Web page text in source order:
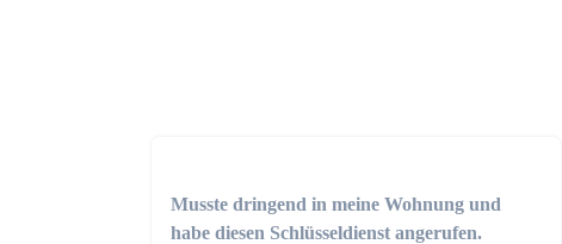
Musste dringend in meine Wohnung und
habe diesen Schlüsseldienst angerufen.